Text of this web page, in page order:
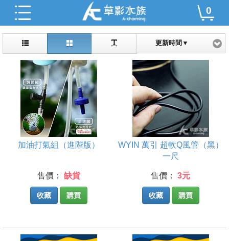
0
更新時間▼
加油打氣組（進階版）
售價： 缺貨
收藏 購買
WYIN 萬引 超軟Q風管（黑）
一尺
售價： 3元
收藏 購買